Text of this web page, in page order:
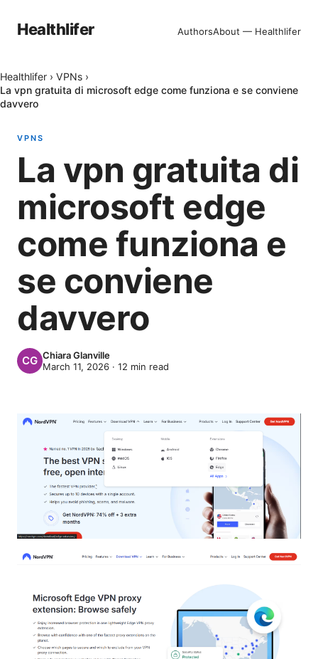
Healthlifer AuthorsAbout — Healthlifer
Healthlifer › VPNs ›
La vpn gratuita di microsoft edge come funziona e se conviene
davvero
VPNS
La vpn gratuita di
microsoft edge
come funziona e
se conviene
davvero
Chiara Glanville
March 11, 2026 · 12 min read